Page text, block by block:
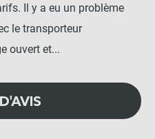
Il y a eu un problème
le transporteur
ouvert et...